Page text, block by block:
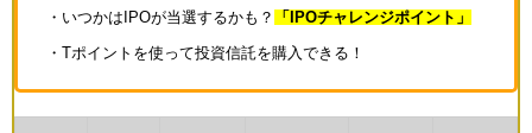
・いつかはIPOが当選するかも？ 「IPOチャレンジポイント」
・Tポイントを使って投資信託を購入できる！